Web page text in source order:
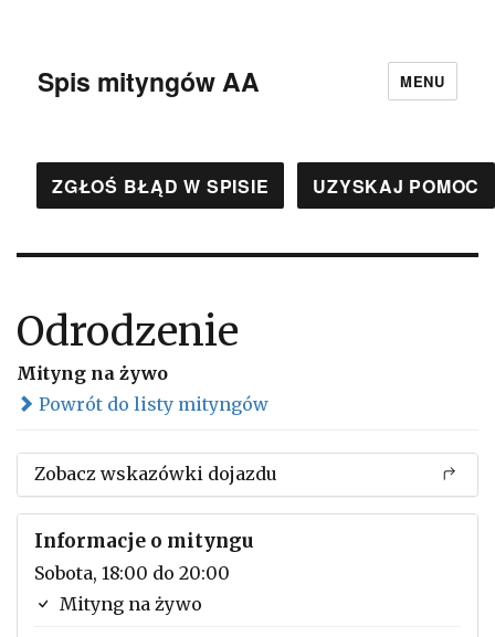
Spis mityngów AA MENU
ZGŁOŚ BŁĄD W SPISIE UZYSKAJ POMOC
Odrodzenie
Mityng na żywo
Powrót do listy mityngów
Zobacz wskazówki dojazdu
Informacje o mityngu
Sobota, 18:00 do 20:00
Mityng na żywo